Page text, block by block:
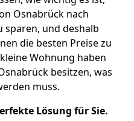
Osnabrück nach
sparen, und deshalb
die besten Preise zu
Wohnung haben
besitzen, was
muss.
Lösung für Sie.